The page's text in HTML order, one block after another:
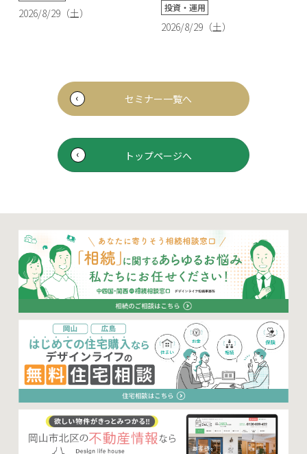
2026/8/29（土） 投資・運用
2026/8/29（土）
セミナー一覧へ
トップページへ